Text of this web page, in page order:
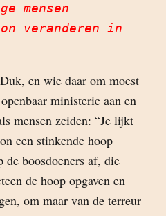
mensen
veranderen in
en wie daar om moest
ministerie aan en
mensen zeiden: “Je lijkt
een stinkende hoop
boosdoeners af, die
de hoop opgaven en
om maar van de terreur